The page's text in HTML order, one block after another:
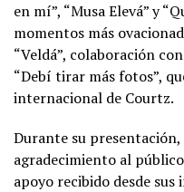
en mí”, “Musa Elevá” y
momentos más
“Veldá”, colaboración
“Debí tirar más fotos”,
internacional de Courtz.
Durante su
agradecimiento al
apoyo recibido desde